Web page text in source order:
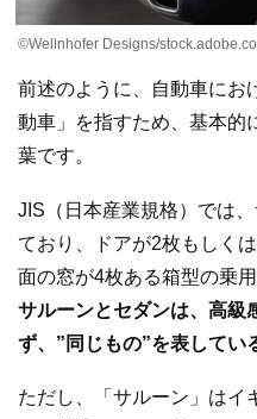
©︎Wellnhofer Designs/
前述のように、自動車にお
動車」を指すため、基本的
葉です。
JIS（日本産業規格）では
ており、ドアが2枚もしく
面の窓が4枚ある箱型の乗
サルーンとセダンは、高級
ず、”同じもの”を表してい
ただし、「サルーン」はイ